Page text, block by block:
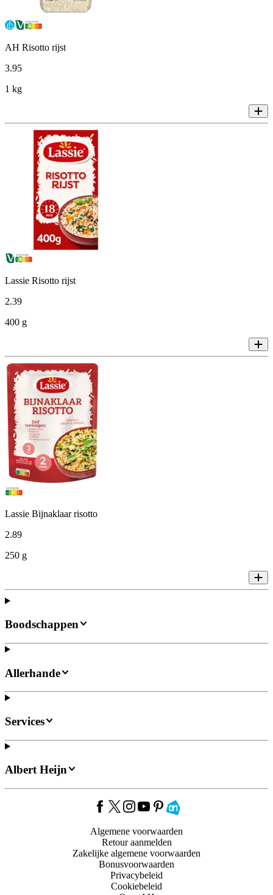
AH Risotto rijst
3.95
1 kg
Lassie Risotto rijst
2.39
400 g
Lassie Bijnaklaar risotto
2.89
250 g
Boodschappen
Allerhande
Services
Albert Heijn
Algemene voorwaarden
Retour aanmelden
Zakelijke algemene voorwaarden
Bonusvoorwaarden
Privacybeleid
Cookiebeleid